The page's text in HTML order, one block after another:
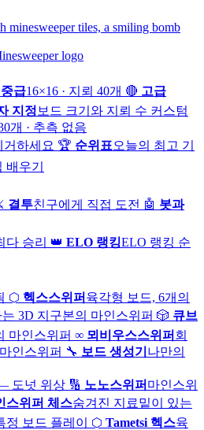
중급16×16 · 지뢰 40개 🔴 고급
지정 보드 크기와 지뢰 수 커스텀
개 · 추측 없음
거하세요 🏆 순위표오늘의 최고 기
배우기
결투친구에게 직접 도전 🤖 봇과
다 승리 👑 ELO 랭킹ELO 랭킹 순
⬡ 헥스스위퍼 육각형 보드, 6개의
3D 지구본의 마인스위퍼 🎲 큐브
마인스위퍼 ∞ 뫼비우스스위퍼 회
인스위퍼 🔧 보드 생성기 나만의
도넛 위상 🔢 노노스위퍼 마인스위
스위퍼 체스숨겨진 지료밑이 있는
정 보드 플레이 ⬡ Tametsi 헥스육